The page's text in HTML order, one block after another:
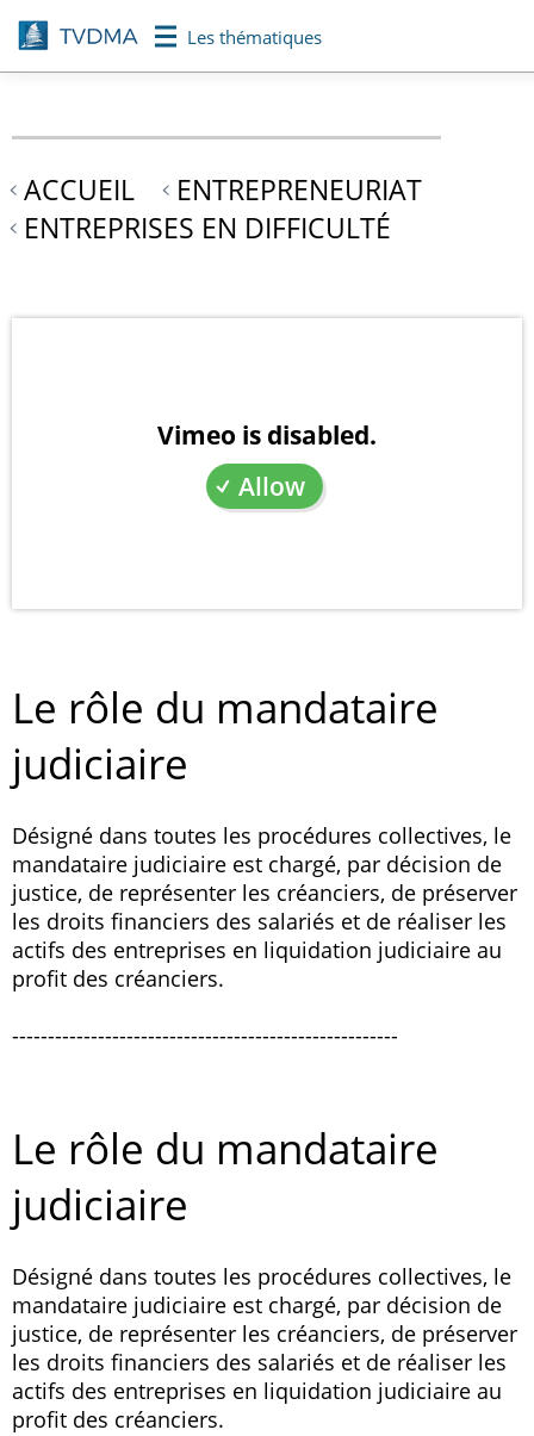
Aller
au
contenu
Les thématiques
ACCUEIL
ENTREPRENEURIAT
ENTREPRISES EN DIFFICULTÉ
Vimeo is disabled.
Allow
Le rôle du mandataire
judiciaire
Désigné dans toutes les procédures collectives, le
mandataire judiciaire est chargé, par décision de
justice, de représenter les créanciers, de préserver
les droits financiers des salariés et de réaliser les
actifs des entreprises en liquidation judiciaire au
profit des créanciers.
------------------------------------------------------
Le rôle du mandataire
judiciaire
Désigné dans toutes les procédures collectives, le
mandataire judiciaire est chargé, par décision de
justice, de représenter les créanciers, de préserver
les droits financiers des salariés et de réaliser les
actifs des entreprises en liquidation judiciaire au
profit des créanciers.